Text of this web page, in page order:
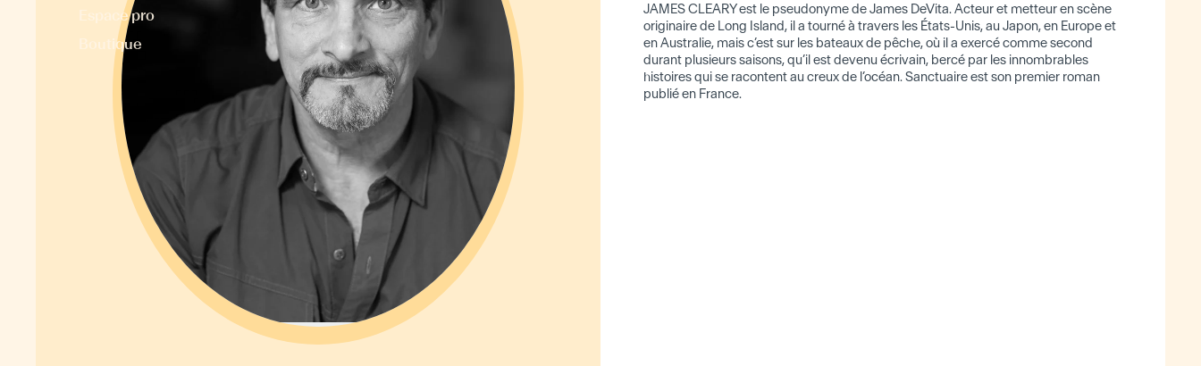
Espace pro
Boutique
JAMES CLEARY est le pseudonyme de James DeVita. Acteur et metteur en scène
originaire de Long Island, il a tourné à travers les États-Unis, au Japon, en Europe et
en Australie, mais c’est sur les bateaux de pêche, où il a exercé comme second
durant plusieurs saisons, qu’il est devenu écrivain, bercé par les innombrables
histoires qui se racontent au creux de l’océan. Sanctuaire est son premier roman
publié en France.